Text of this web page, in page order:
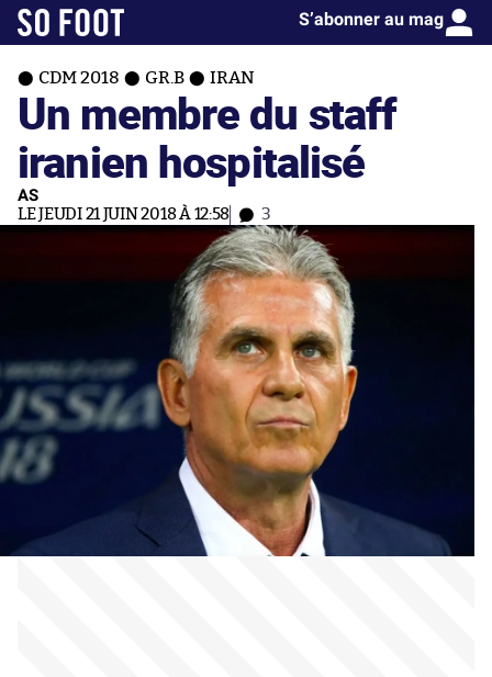
S’abonner au mag
CDM 2018 GR.B IRAN
Un membre du staff
iranien hospitalisé
AS
LE JEUDI 21 JUIN 2018 À 12:58 3